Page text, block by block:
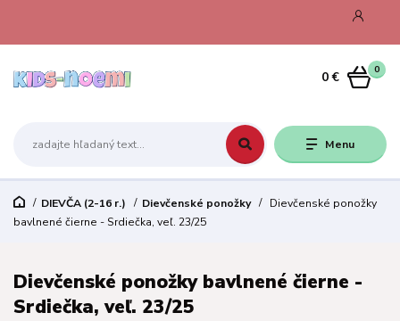
Menu
0
0 €
DIEVČA (2-16 r.) Dievčenské ponožky
Dievčenské ponožky
bavlnené čierne - Srdiečka, veľ. 23/25
Dievčenské ponožky bavlnené čierne -
Srdiečka, veľ. 23/25